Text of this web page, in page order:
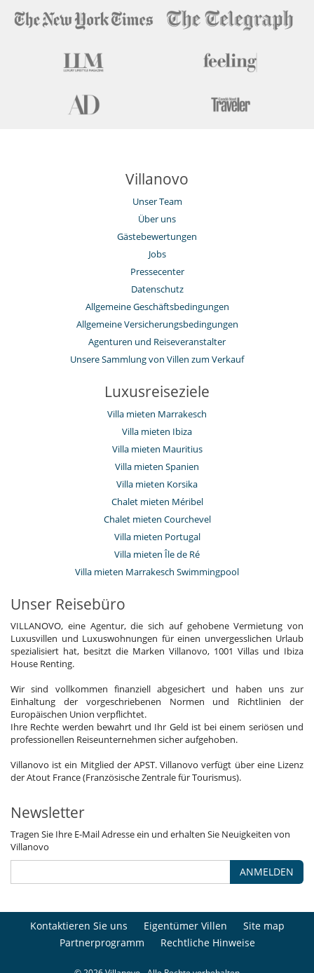
Unterhaltung, Wohlbefinden & Sport
Fernseher
Innen-Swimmingpool
Internetzugang (Wifi)
Villanovo
Unser Team
Über uns
Gästebewertungen
Jobs
Pressecenter
Datenschutz
Allgemeine Geschäftsbedingungen
Allgemeine Versicherungsbedingungen
Agenturen und Reiseveranstalter
Unsere Sammlung von Villen zum Verkauf
Luxusreiseziele
Villa mieten Marrakesch
Villa mieten Ibiza
Villa mieten Mauritius
Villa mieten Spanien
Villa mieten Korsika
Chalet mieten Méribel
Chalet mieten Courchevel
Villa mieten Portugal
Villa mieten Île de Ré
Villa mieten Marrakesch Swimmingpool
Unser Reisebüro
VILLANOVO, eine Agentur, die sich auf gehobene Vermietung von
Luxusvillen und Luxuswohnungen für einen unvergesslichen Urlaub
spezialisiert hat, besitzt die Marken Villanovo, 1001 Villas und Ibiza
House Renting.
Wir sind vollkommen finanziell abgesichert und haben uns zur
Einhaltung der vorgeschriebenen Normen und Richtlinien der
Europäischen Union verpflichtet.
Ihre Rechte werden bewahrt und Ihr Geld ist bei einem seriösen und
professionellen Reiseunternehmen sicher aufgehoben.
Villanovo ist ein Mitglied der APST. Villanovo verfügt über eine Lizenz
der Atout France (Französische Zentrale für Tourismus).
Newsletter
Tragen Sie Ihre E-Mail Adresse ein und erhalten Sie Neuigkeiten von
Villanovo
ANMELDEN
Kontaktieren Sie uns Eigentümer Villen
Site map
Partnerprogramm
Rechtliche Hinweise